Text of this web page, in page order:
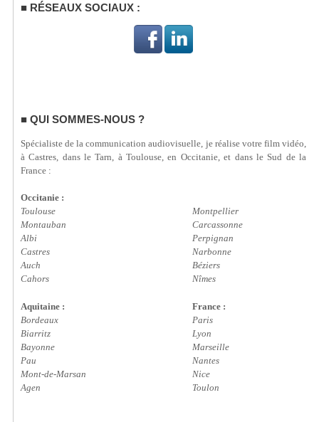
RÉSEAUX SOCIAUX :
QUI SOMMES-NOUS ?
Spécialiste de la communication audiovisuelle, je réalise votre film vidéo,
à Castres, dans le Tarn, à Toulouse, en Occitanie, et dans le Sud de la
France :
Occitanie :
Toulouse
Montauban
Albi
Castres
Auch
Cahors
Montpellier
Carcassonne
Perpignan
Narbonne
Béziers
Nîmes
Aquitaine :
Bordeaux
Biarritz
Bayonne
Pau
Mont-de-Marsan
Agen
France :
Paris
Lyon
Marseille
Nantes
Nice
Toulon